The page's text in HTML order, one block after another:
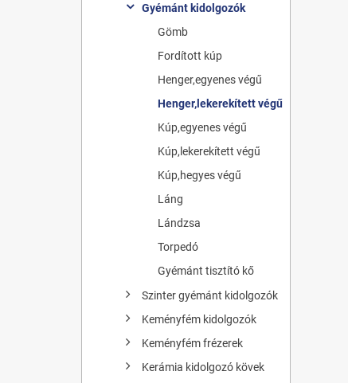
Gyémánt kidolgozók
Gömb
Fordított kúp
Henger,egyenes végű
Henger,lekerekített végű
Kúp,egyenes végű
Kúp,lekerekített végű
Kúp,hegyes végű
Láng
Lándzsa
Torpedó
Gyémánt tisztító kő
Szinter gyémánt kidolgozók
Keményfém kidolgozók
Keményfém frézerek
Kerámia kidolgozó kövek